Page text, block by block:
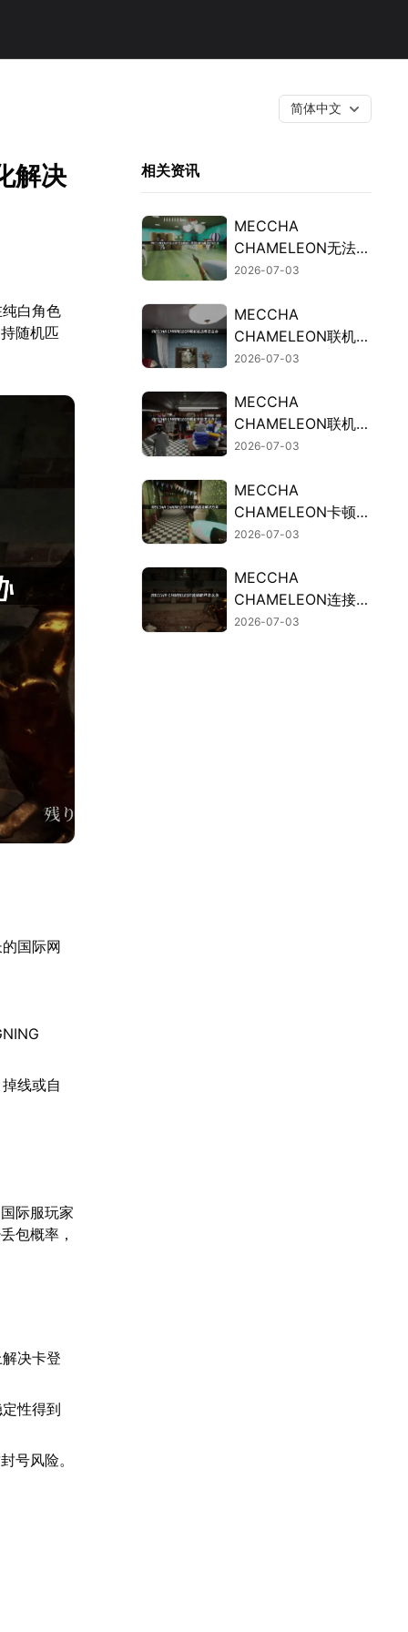
简体中文
解决
白角色
随机匹
国际网
线或自
际服玩家
包概率，
决卡登
性得到
号风险。
相关资讯
MECCHA
CHAMELEON无法联
机的排查与修复攻
2026-07-03
MECCHA
CHAMELEON联机延
迟高的原因及加速解
2026-07-03
MECCHA
CHAMELEON联机失
败的原因与高效解决
2026-07-03
MECCHA
CHAMELEON卡顿？
联机掉线解决方法汇
2026-07-03
MECCHA
CHAMELEON连接断
开？UU加速器免费
2026-07-03